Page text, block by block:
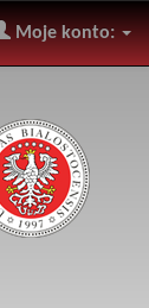
Moje konto: